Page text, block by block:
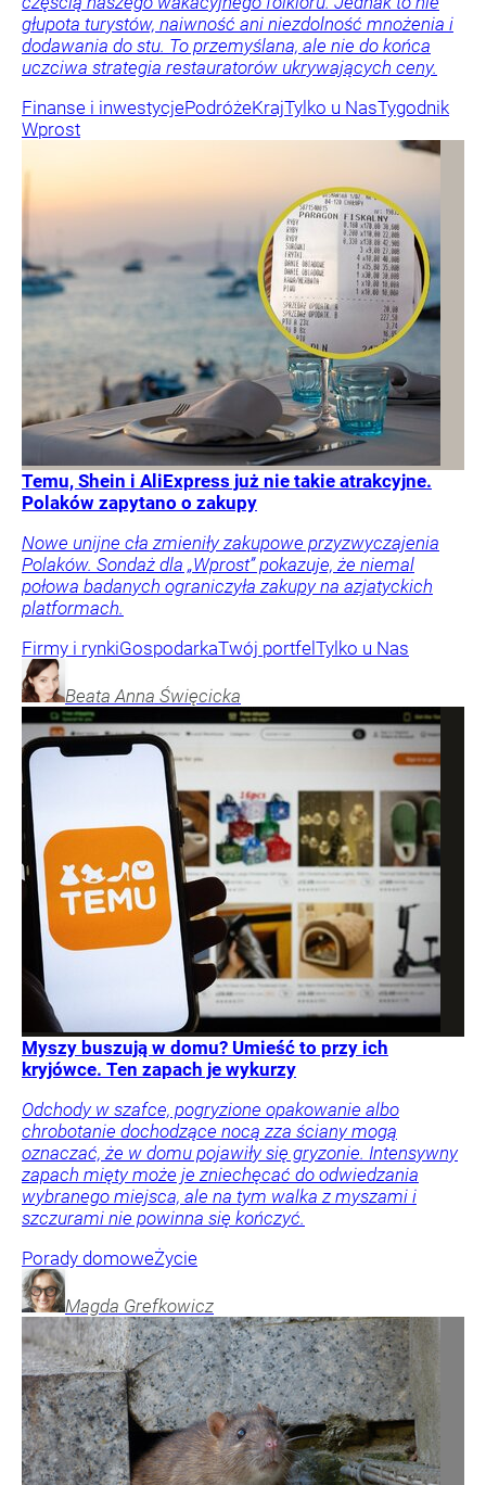
głupota turystów, naiwność ani niezdolność mnożenia i
dodawania do stu. To przemyślana, ale nie do końca
uczciwa strategia restauratorów ukrywających ceny.
Finanse i inwestycjePodróżeKrajTylko u NasTygodnik
Wprost
Temu, Shein i AliExpress już nie takie atrakcyjne.
Polaków zapytano o zakupy
Nowe unijne cła zmieniły zakupowe przyzwyczajenia
Polaków. Sondaż dla „Wprost” pokazuje, że niemal
połowa badanych ograniczyła zakupy na azjatyckich
platformach.
Firmy i rynkiGospodarkaTwój portfelTylko u Nas
Beata Anna Święcicka
Myszy buszują w domu? Umieść to przy ich
kryjówce. Ten zapach je wykurzy
Odchody w szafce, pogryzione opakowanie albo
chrobotanie dochodzące nocą zza ściany mogą
oznaczać, że w domu pojawiły się gryzonie. Intensywny
zapach mięty może je zniechęcać do odwiedzania
wybranego miejsca, ale na tym walka z myszami i
szczurami nie powinna się kończyć.
Porady domoweŻycie
Magda Grefkowicz